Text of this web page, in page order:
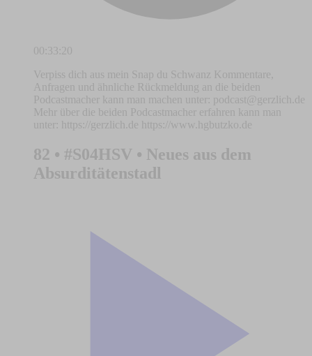
00:33:20
Verpiss dich aus mein Snap du Schwanz Kommentare,
Anfragen und ähnliche Rückmeldung an die beiden
Podcastmacher kann man machen unter: podcast@gerzlich.de
Mehr über die beiden Podcastmacher erfahren kann man
unter: https://gerzlich.de https://www.hgbutzko.de
82 • #S04HSV • Neues aus dem
Absurditätenstadl